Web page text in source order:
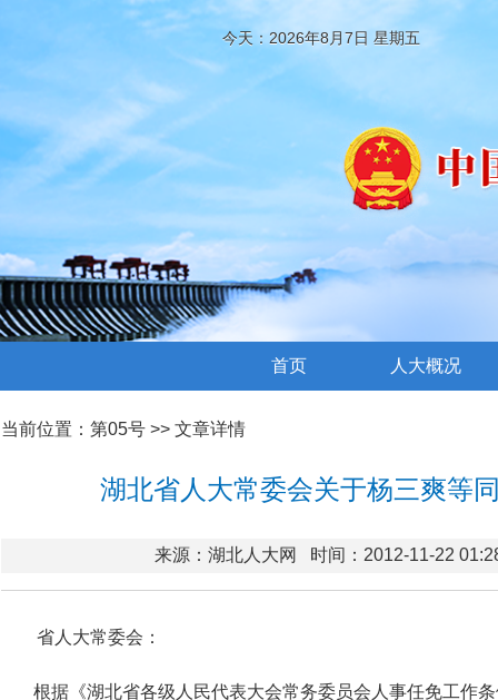
今天：2026年8月7日 星期五
首页 人大概况
当前位置： 第05号 >> 文章详情
湖北省人大常委会关于杨三爽等
来源：湖北人大网 时间：2012-11-22
省人大常委会：
根据《湖北省各级人民代表大会常务委员会人事任免工作